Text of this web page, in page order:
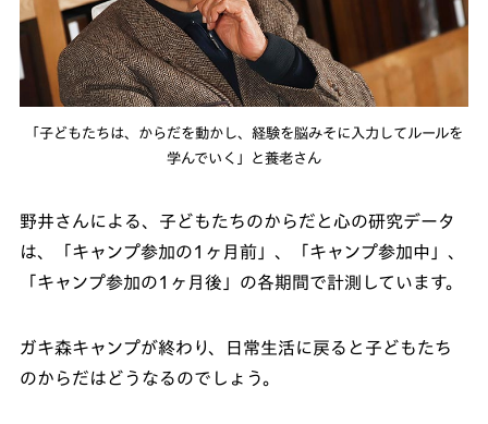
「子どもたちは、からだを動かし、経験を脳みそに入力してルールを
学んでいく」と養老さん
野井さんによる、子どもたちのからだと心の研究データ
は、「キャンプ参加の1ヶ月前」、「キャンプ参加中」、
「キャンプ参加の1ヶ月後」の各期間で計測しています。
ガキ森キャンプが終わり、日常生活に戻ると子どもたち
のからだはどうなるのでしょう。